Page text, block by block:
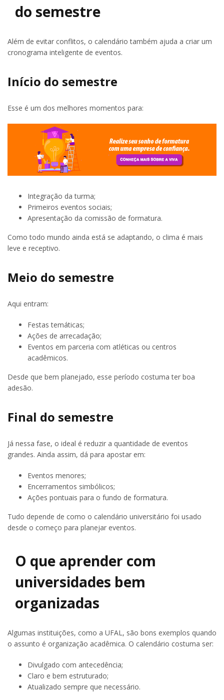
do semestre
Além de evitar conflitos, o calendário também ajuda a criar um
cronograma inteligente de eventos.
Início do semestre
Esse é um dos melhores momentos para:
Integração da turma;
Primeiros eventos sociais;
Apresentação da comissão de formatura.
Como todo mundo ainda está se adaptando, o clima é mais
leve e receptivo.
Meio do semestre
Aqui entram:
Festas temáticas;
Ações de arrecadação;
Eventos em parceria com atléticas ou centros
acadêmicos.
Desde que bem planejado, esse período costuma ter boa
adesão.
Final do semestre
Já nessa fase, o ideal é reduzir a quantidade de eventos
grandes. Ainda assim, dá para apostar em:
Eventos menores;
Encerramentos simbólicos;
Ações pontuais para o fundo de formatura.
Tudo depende de como o calendário universitário foi usado
desde o começo para planejar eventos.
O que aprender com
universidades bem
organizadas
Algumas instituições, como a UFAL, são bons exemplos quando
o assunto é organização acadêmica. O calendário costuma ser:
Divulgado com antecedência;
Claro e bem estruturado;
Atualizado sempre que necessário.